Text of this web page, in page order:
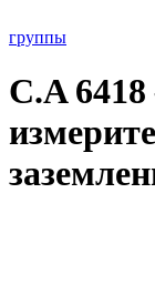
группы
C.A